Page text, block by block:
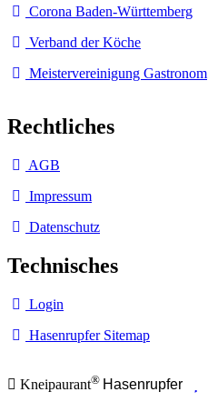
Corona Baden-Württemberg
Verband der Köche
Meistervereinigung Gastronom
Rechtliches
AGB
Impressum
Datenschutz
Technisches
Login
Hasenrupfer Sitemap
Kneipaurant® Hasenrupfer